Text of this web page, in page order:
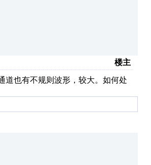
楼主
道也有不规则波形，较大。如何处